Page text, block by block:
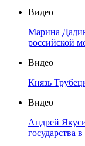
Видео
Марина
российской
Видео
Князь
Видео
Андрей
государства